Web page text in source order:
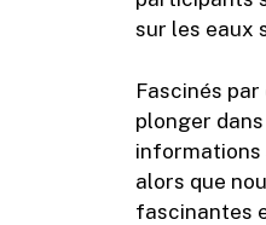
sur les eaux
Fascinés
plonger
informations
alors que
fascinantes